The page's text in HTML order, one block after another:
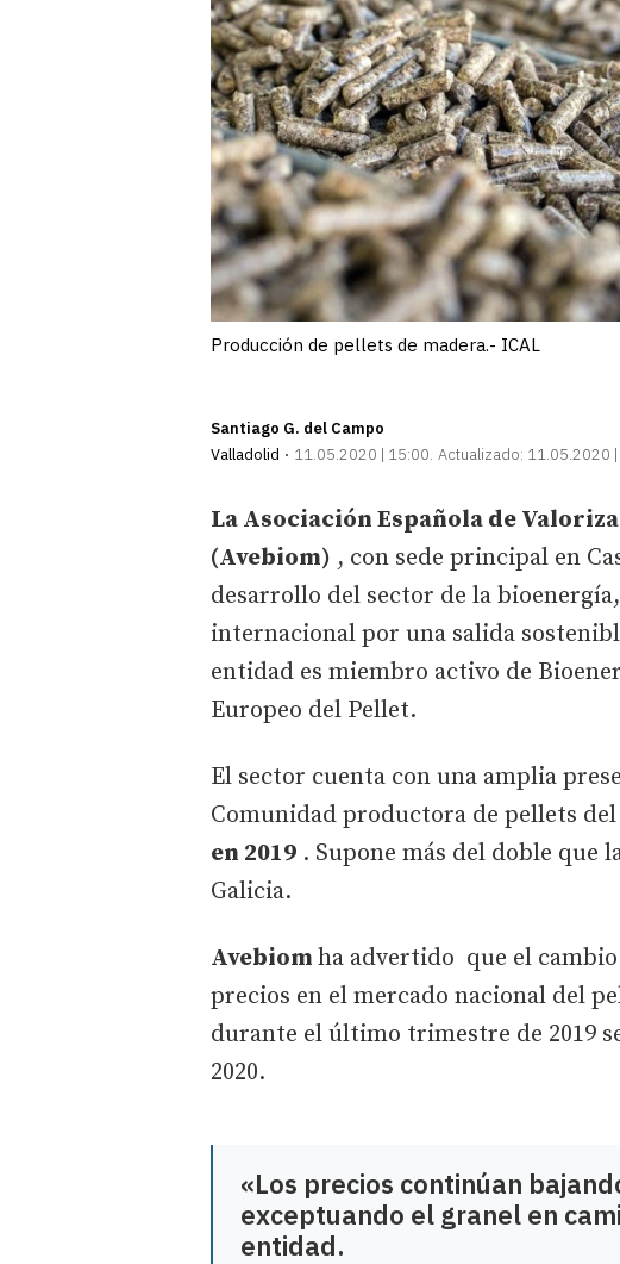
Producción de pellets de madera.- ICAL
Santiago G. del Campo
Valladolid
11.05.2020 | 15:00 Actualizado: 11.05.2020
La Asociación Española de
(Avebiom) , con sede principal en
desarrollo del sector de la
internacional por una salida
entidad es miembro activo de
Europeo del Pellet.
El sector cuenta con una amplia
Comunidad productora de pellets del
en 2019 . Supone más del doble que
Galicia.
Avebiom ha advertido que el
precios en el mercado nacional del
durante el último trimestre de 2019
2020.
«Los precios continúan
exceptuando el granel en
entidad.